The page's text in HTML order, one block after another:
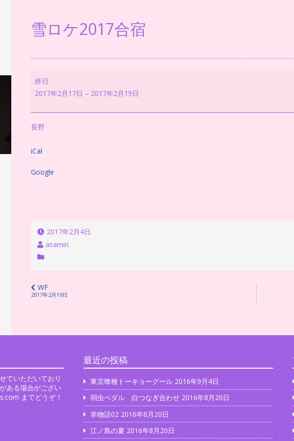
雪ロケ2017合宿
雪
ロ
2017
合
終日
2017年2月17日 – 2017年2月19日
長野
iCal
Google
2017年2月4日
asamin
投
ビ
ー
シ
ョ
WF
2017年2月19日
ていただいており
ある場合がござい
までどうぞ！
最近の投稿
東京喰種トーキョーグール 2016年9月4日
弱虫ペダル 白つなぎ合わせ 2016年8月20日
幸物語02 2016年8月20日
江ノ島の夏 2016年8月20日